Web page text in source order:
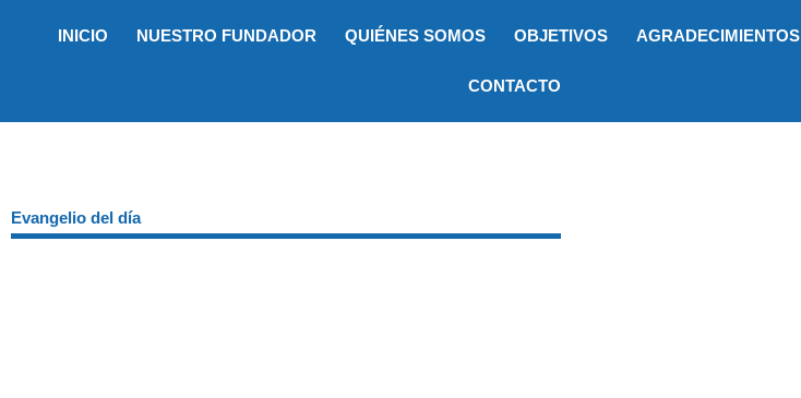
INICIO NUESTRO FUNDADOR QUIÉNES SOMOS OBJETIVOS AGRADECIMIENTOS
CONTACTO
Evangelio del día